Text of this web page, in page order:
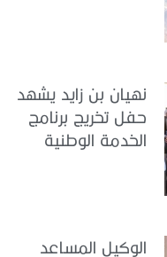
نهيان بن زايد يشهد
حفل تخريج برنامج
الخدمة الوطنية
الوكيل المساعد